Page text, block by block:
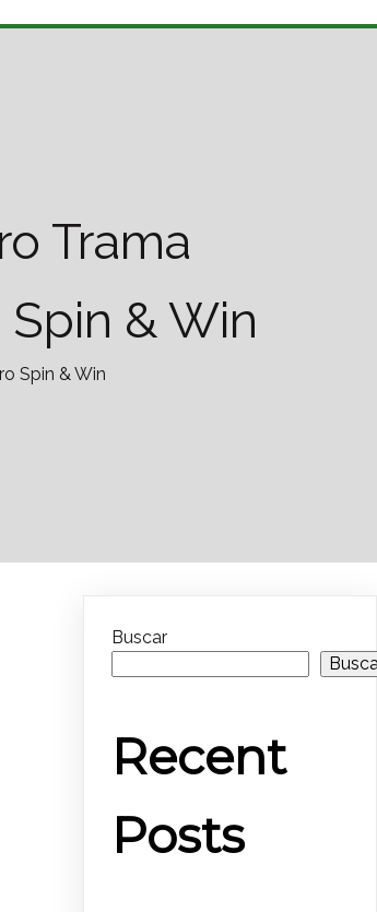
Trama
& Win
Spin & Win
Buscar
Recent
Posts